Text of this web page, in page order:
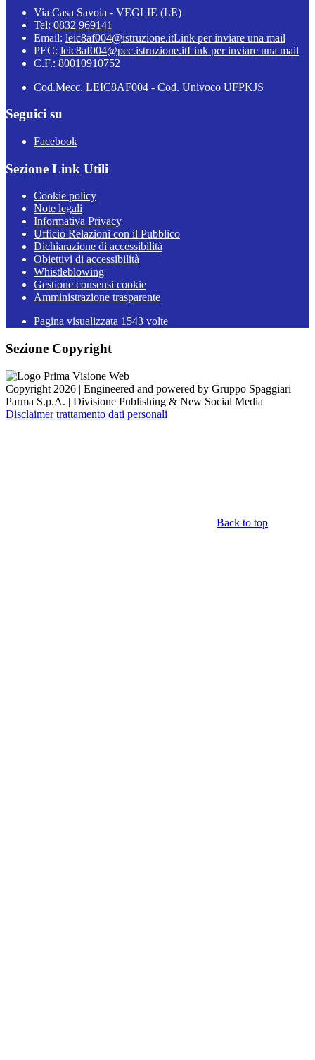
Via Casa Savoia - VEGLIE (LE)
Tel: 0832 969141
Email: leic8af004@istruzione.itLink per inviare una mail
PEC: leic8af004@pec.istruzione.itLink per inviare una mail
C.F.: 80010910752
Cod.Mecc. LEIC8AF004 - Cod. Univoco UFPKJS
Seguici su
Facebook
Sezione Link Utili
Cookie policy
Note legali
Informativa Privacy
Ufficio Relazioni con il Pubblico
Dichiarazione di accessibilità
Obiettivi di accessibilità
Whistleblowing
Gestione consensi cookie
Amministrazione trasparente
Pagina visualizzata 1543 volte
Sezione Copyright
Copyright 2026 | Engineered and powered by Gruppo Spaggiari
Parma S.p.A. | Divisione Publishing & New Social Media
Disclaimer trattamento dati personali
Back to top